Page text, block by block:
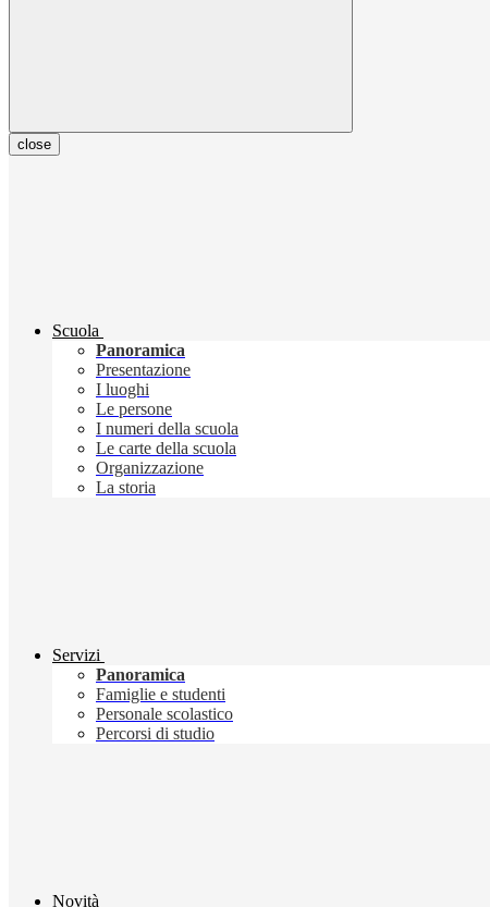
close
Scuola
Panoramica
Presentazione
I luoghi
Le persone
I numeri della scuola
Le carte della scuola
Organizzazione
La storia
Servizi
Panoramica
Famiglie e studenti
Personale scolastico
Percorsi di studio
Novità